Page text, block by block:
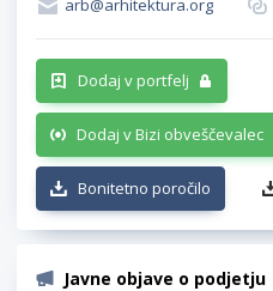
arb@arhitektura.org
Dodaj v portfelj
Dodaj v Bizi obveščevalec
Bonitetno poročilo
Javne objave o podjetju